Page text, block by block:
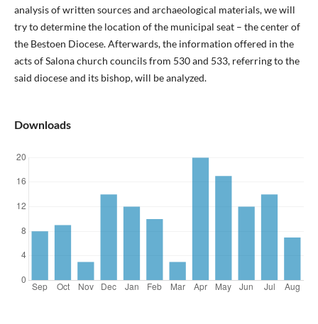
analysis of written sources and archaeological materials, we will
try to determine the location of the municipal seat – the center of
the Bestoen Diocese. Afterwards, the information offered in the
acts of Salona church councils from 530 and 533, referring to the
said diocese and its bishop, will be analyzed.
Downloads